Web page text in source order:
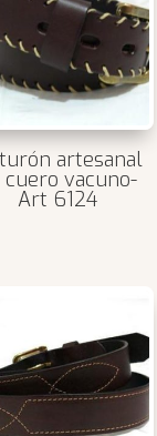
artesanal
cuero vacuno-
Art 6124